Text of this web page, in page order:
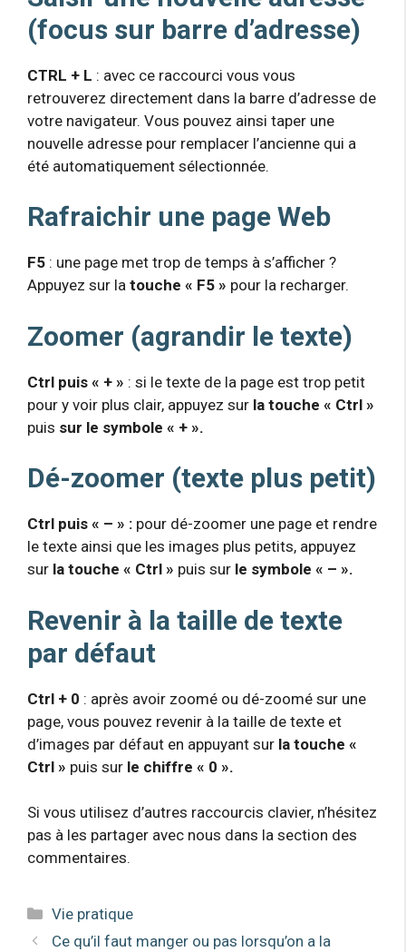
(focus sur barre d’adresse)
CTRL + L : avec ce raccourci vous vous
retrouverez directement dans la barre d’adresse de
votre navigateur. Vous pouvez ainsi taper une
nouvelle adresse pour remplacer l’ancienne qui a
été automatiquement sélectionnée.
Rafraichir une page Web
F5 : une page met trop de temps à s’afficher ?
Appuyez sur la touche « F5 » pour la recharger.
Zoomer (agrandir le texte)
Ctrl puis « + » : si le texte de la page est trop petit
pour y voir plus clair, appuyez sur la touche « Ctrl »
puis sur le symbole « + ».
Dé-zoomer (texte plus petit)
Ctrl puis « – » : pour dé-zoomer une page et rendre
le texte ainsi que les images plus petits, appuyez
sur la touche « Ctrl » puis sur le symbole « – ».
Revenir à la taille de texte
par défaut
Ctrl + 0 : après avoir zoomé ou dé-zoomé sur une
page, vous pouvez revenir à la taille de texte et
d’images par défaut en appuyant sur la touche «
Ctrl » puis sur le chiffre « 0 ».
Si vous utilisez d’autres raccourcis clavier, n’hésitez
pas à les partager avec nous dans la section des
commentaires.
Catégories
Vie pratique
Ce qu’il faut manger ou pas lorsqu’on a la